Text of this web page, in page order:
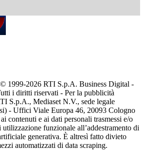
1999-2026 RTI S.p.A. Business Digital -
i diritti riservati - Per la pubblicità
S.p.A., Mediaset N.V., sede legale
- Uffici Viale Europa 46, 20093 Cologno
contenuti e ai dati personali trasmessi e/o
funzionale all’addestramento di
generativa. È altresì fatto divieto
automatizzati di data scraping.